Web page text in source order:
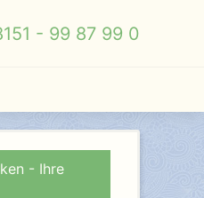
- 99 87 99 0
- Ihre